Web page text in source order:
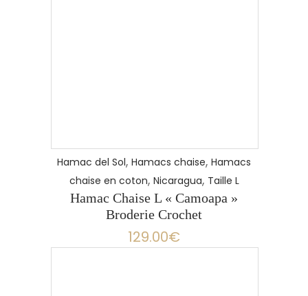
Hamac del Sol, Hamacs chaise, Hamacs
chaise en coton, Nicaragua, Taille L
Hamac Chaise L « Camoapa »
Broderie Crochet
129.00€